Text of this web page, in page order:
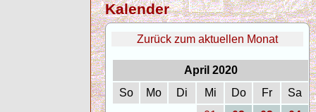
Kalender
Zurück zum aktuellen Monat
April 2020
So
Mo Di Mi Do Fr
Sa